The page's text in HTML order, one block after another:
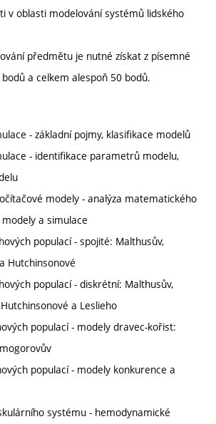
v oblasti modelování systémů lidského
předmětu je nutné získat z písemné
a celkem alespoň 50 bodů.
- základní pojmy, klasifikace modelů
- identifikace parametrů modelu,
modely - analýza matematického
a simulace
populací - spojité: Malthusův,
Hutchinsonové
populací - diskrétní: Malthusův,
a Leslieho
populací - modely dravec-kořist:
populací - modely konkurence a
systému - hemodynamické